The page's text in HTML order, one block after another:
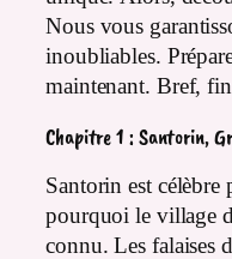
Nous vous
inoubliables.
maintenant. Bref,
Chapitre 1 : Santorin,
Santorin est célèbre
pourquoi le village
connu. Les falaises